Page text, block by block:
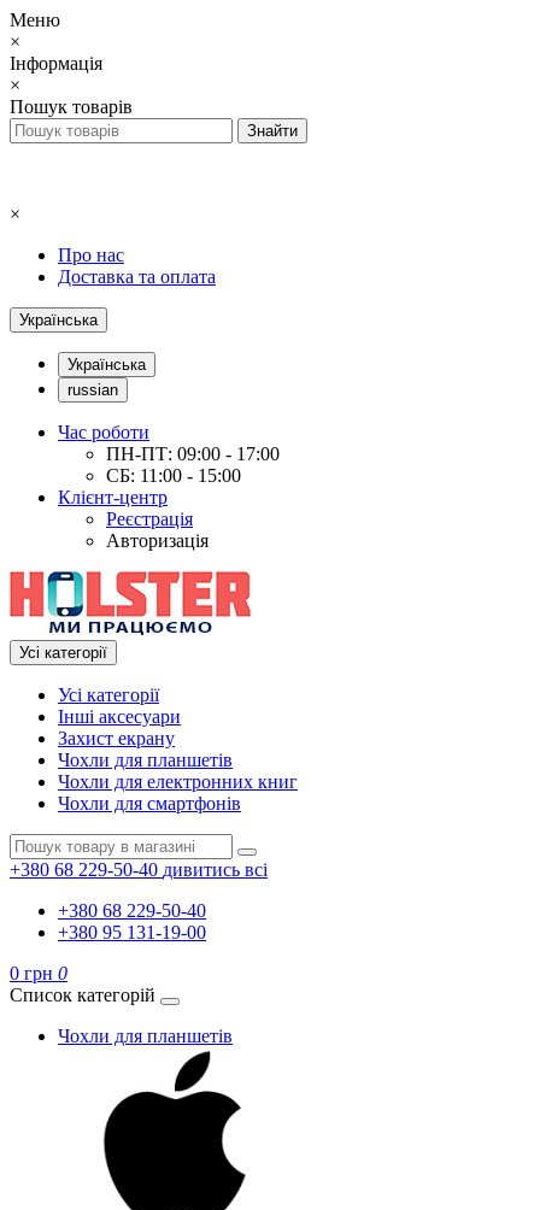
Меню
×
Інформація
×
Пошук товарів
×
Про нас
Доставка та оплата
Українська
Українська
russian
Час роботи
ПН-ПТ: 09:00 - 17:00
СБ: 11:00 - 15:00
Клієнт-центр
Реєстрація
Авторизація
Усі категорії
Усі категорії
Інші аксесуари
Захист екрану
Чохли для планшетів
Чохли для електронних книг
Чохли для смартфонів
+380 68 229-50-40 дивитись всі
+380 68 229-50-40
+380 95 131-19-00
0 грн 0
Список категорій
Чохли для планшетів